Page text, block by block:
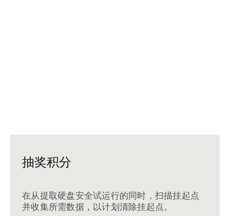
抽奖积分
在从提取硬盘安全试运行的同时，扫描挂起点
并收集所需数据，以计划清除挂起点。